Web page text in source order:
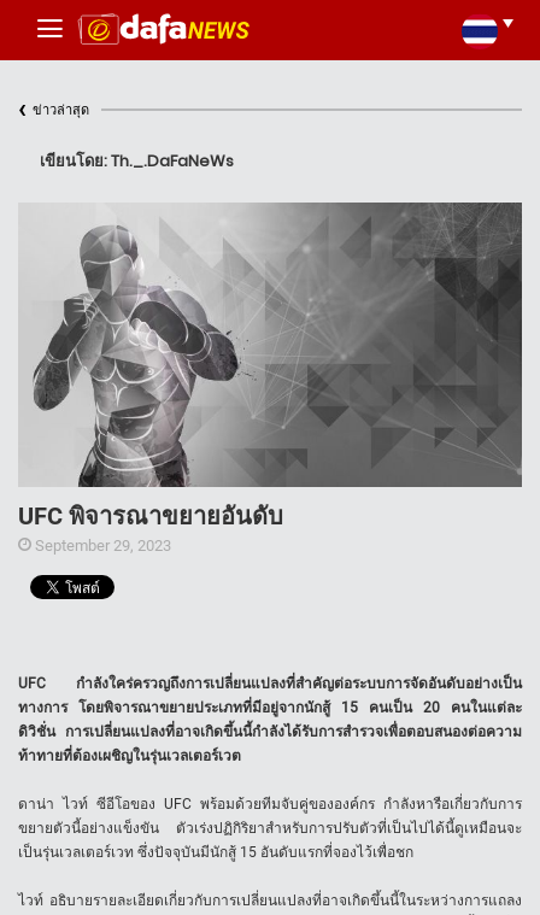
‹ ข่าวล่าสุด
เขียนโดย: Th._.DaFaNeWs
UFC พิจารณาขยายอันดับ
September 29, 2023
UFC กำลังใคร่ครวญถึงการเปลี่ยนแปลงที่สำคัญต่อระบบการจัดอันดับอย่างเป็น
ทางการ โดยพิจารณาขยายประเภทที่มีอยู่จากนักสู้ 15 คนเป็น 20 คนในแต่ละ
ดิวิชั่น การเปลี่ยนแปลงที่อาจเกิดขึ้นนี้กำลังได้รับการสำรวจเพื่อตอบสนองต่อความ
ท้าทายที่ต้องเผชิญในรุ่นเวลเตอร์เวต
ดาน่า ไวท์ ซีอีโอของ UFC พร้อมด้วยทีมจับคู่ขององค์กร กำลังหารือเกี่ยวกับการ
ขยายตัวนี้อย่างแข็งขัน ตัวเร่งปฏิกิริยาสำหรับการปรับตัวที่เป็นไปได้นี้ดูเหมือนจะ
เป็นรุ่นเวลเตอร์เวท ซึ่งปัจจุบันมีนักสู้ 15 อันดับแรกที่จองไว้เพื่อชก
ไวท์ อธิบายรายละเอียดเกี่ยวกับการเปลี่ยนแปลงที่อาจเกิดขึ้นนี้ในระหว่างการแถลง